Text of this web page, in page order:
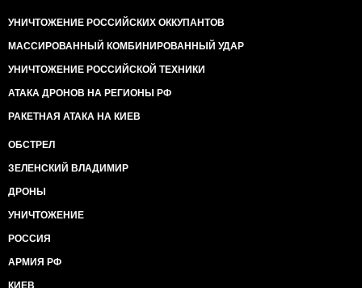
УНИЧТОЖЕНИЕ РОССИЙСКИХ ОККУПАНТОВ
МАССИРОВАННЫЙ КОМБИНИРОВАННЫЙ УДАР
УНИЧТОЖЕНИЕ РОССИЙСКОЙ ТЕХНИКИ
АТАКА ДРОНОВ НА РЕГИОНЫ РФ
РАКЕТНАЯ АТАКА НА КИЕВ
ОБСТРЕЛ
ЗЕЛЕНСКИЙ ВЛАДИМИР
ДРОНЫ
УНИЧТОЖЕНИЕ
РОССИЯ
АРМИЯ РФ
КИЕВ